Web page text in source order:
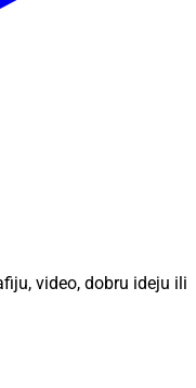
video, dobru ideju ili